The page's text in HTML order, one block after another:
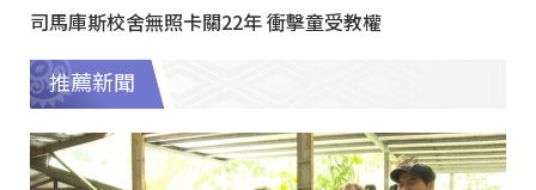
司馬庫斯校舍無照卡關22年 衝擊童受教權
推薦新聞